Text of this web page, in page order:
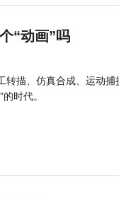
“动画”吗
转描、仿真合成、运动
时代。